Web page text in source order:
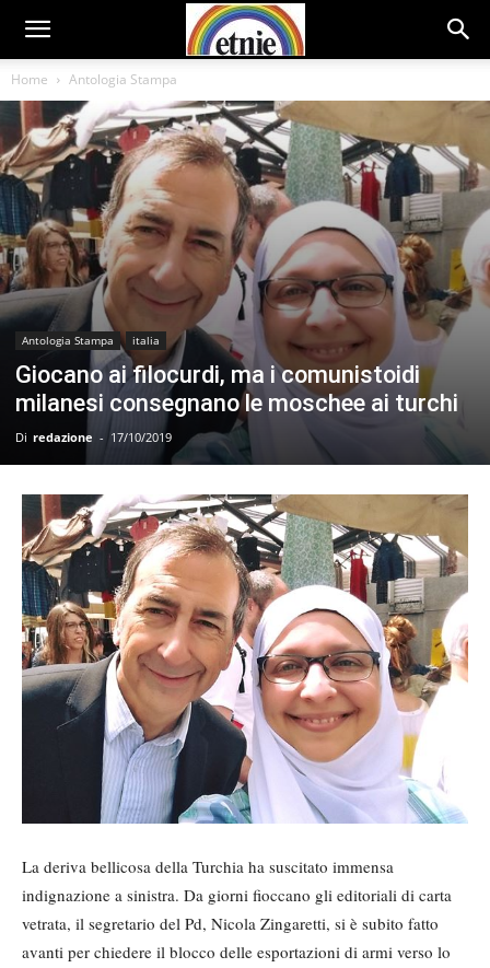
Home Antologia Stampa
Antologia Stampa italia
Giocano ai filocurdi, ma i comunistoidi
milanesi consegnano le moschee ai turchi
Di redazione - 17/10/2019
La deriva bellicosa della Turchia ha suscitato immensa
indignazione a sinistra. Da giorni fioccano gli editoriali di carta
vetrata, il segretario del Pd, Nicola Zingaretti, si è subito fatto
avanti per chiedere il blocco delle esportazioni di armi verso lo